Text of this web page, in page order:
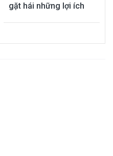
gặt hái những lợi ích